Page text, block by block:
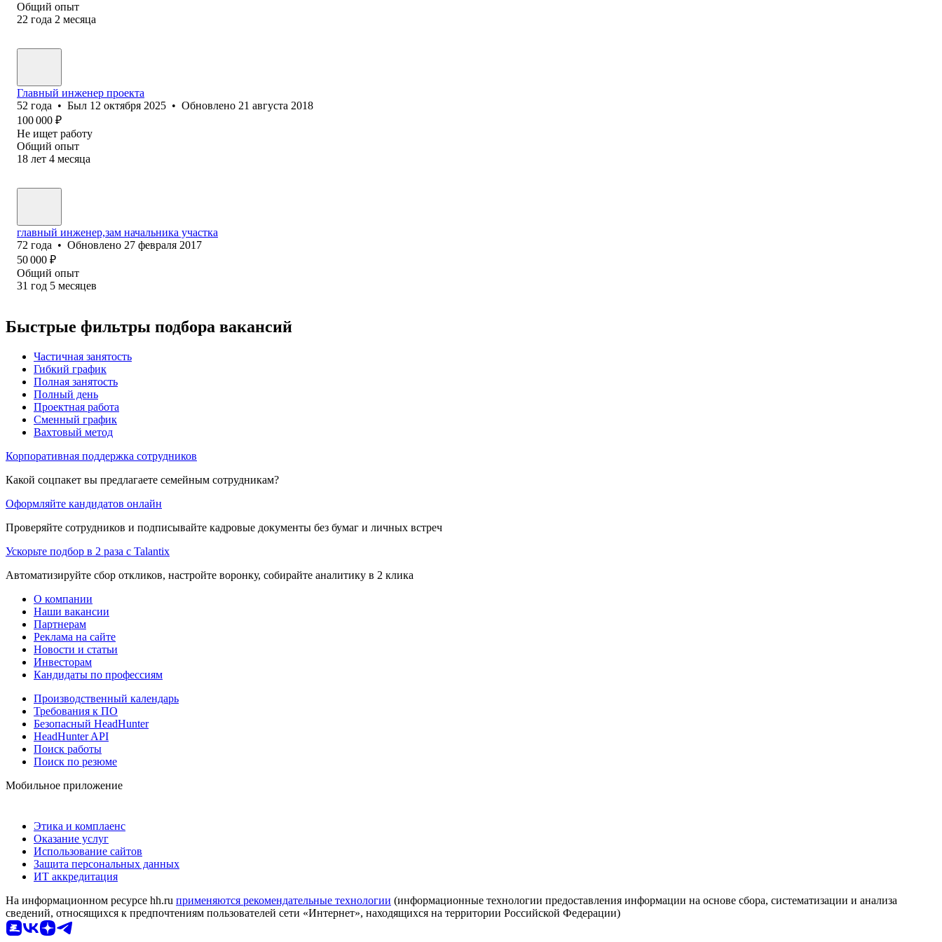
Общий опыт
22 года 2 месяца
Главный инженер проекта
52 года • Был 12 октября 2025 • Обновлено 21 августа 2018
100 000 ₽
Не ищет работу
Общий опыт
18 лет 4 месяца
главный инженер,зам начальника участка
72 года • Обновлено 27 февраля 2017
50 000 ₽
Общий опыт
31 год 5 месяцев
Быстрые фильтры подбора вакансий
Частичная занятость
Гибкий график
Полная занятость
Полный день
Проектная работа
Сменный график
Вахтовый метод
Корпоративная поддержка сотрудников
Какой соцпакет вы предлагаете семейным сотрудникам?
Оформляйте кандидатов онлайн
Проверяйте сотрудников и подписывайте кадровые документы без бумаг и личных встреч
Ускорьте подбор в 2 раза с Talantix
Автоматизируйте сбор откликов, настройте воронку, собирайте аналитику в 2 клика
О компании
Наши вакансии
Партнерам
Реклама на сайте
Новости и статьи
Инвесторам
Кандидаты по профессиям
Производственный календарь
Требования к ПО
Безопасный HeadHunter
HeadHunter API
Поиск работы
Поиск по резюме
Мобильное приложение
Этика и комплаенс
Оказание услуг
Использование сайтов
Защита персональных данных
ИТ аккредитация
На информационном ресурсе hh.ru применяются рекомендательные технологии (информационные технологии предоставления информации на основе сбора, систематизации и анализа
сведений, относящихся к предпочтениям пользователей сети «Интернет», находящихся на территории Российской Федерации)